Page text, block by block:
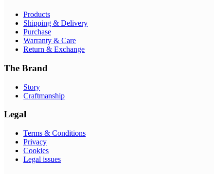
Products
Shipping & Delivery
Purchase
Warranty & Care
Return & Exchange
The Brand
Story
Craftmanship
Legal
Terms & Conditions
Privacy
Cookies
Legal issues